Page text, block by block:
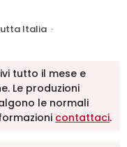
Italia ·
tutto il mese e
Le produzioni
le normali
contattaci.